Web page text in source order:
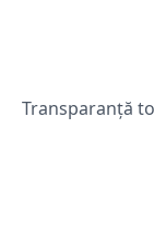
Transparanță